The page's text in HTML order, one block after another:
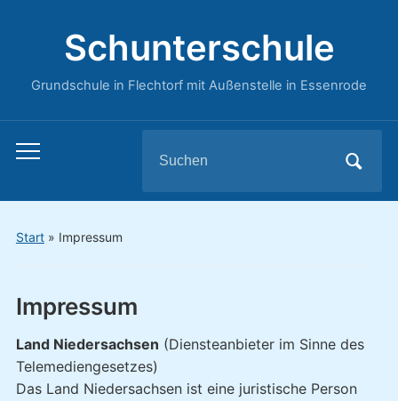
Schunterschule
Grundschule in Flechtorf mit Außenstelle in Essenrode
Toggle
menu
for:
Start» Impressum
Impressum
Land Niedersachsen (Diensteanbieter im Sinne des
Telemediengesetzes)
Das Land Niedersachsen ist eine juristische Person